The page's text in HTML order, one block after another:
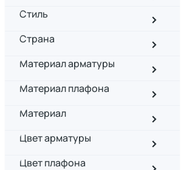
Стиль
Страна
Материал арматуры
Материал плафона
Материал
Цвет арматуры
Цвет плафона